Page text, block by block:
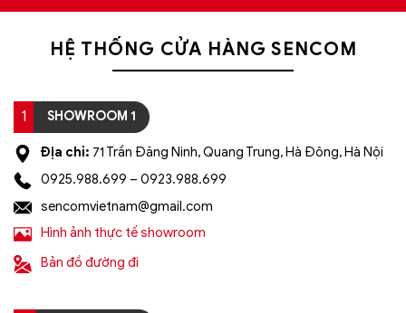
HỆ THỐNG CỬA HÀNG SENCOM
1 SHOWROOM 1
Địa chỉ: 71 Trần Đăng Ninh, Quang Trung, Hà Đông, Hà Nội
0925.988.699 – 0923.988.699
sencomvietnam@gmail.com
Hình ảnh thực tế showroom
Bản đồ đường đi